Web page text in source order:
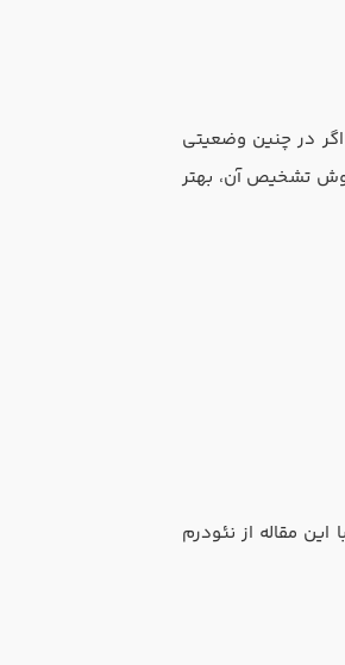
در چنین وضعیتی
روش تشخیص آن، بهتر
مقاله از نئودرم